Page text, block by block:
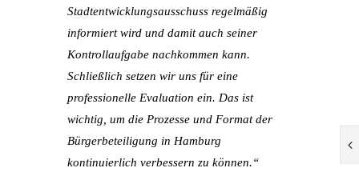
Stadtentwicklungsausschuss regelmäßig
informiert wird und damit auch seiner
Kontrollaufgabe nachkommen kann.
Schließlich setzen wir uns für eine
professionelle Evaluation ein. Das ist
wichtig, um die Prozesse und Format der
Bürgerbeteiligung in Hamburg
kontinuierlich verbessern zu können.“